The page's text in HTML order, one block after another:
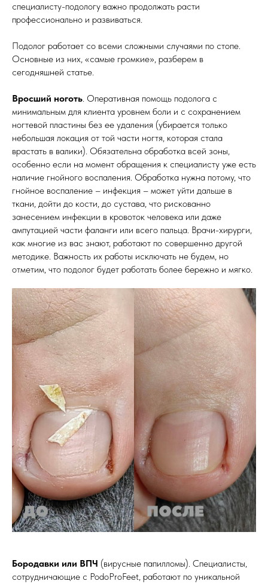
специалисту-подологу важно продолжать расти
профессионально и развиваться.
Подолог работает со всеми сложными случаями по стопе.
Основные из них, «самые громкие», разберем в
сегодняшней статье.
Вросший ноготь. Оперативная помощь подолога с
минимальным для клиента уровнем боли и с сохранением
ногтевой пластины без ее удаления (убирается только
небольшая локация от той части ногтя, которая стала
врастать в валики). Обязательна обработка всей зоны,
особенно если на момент обращения к специалисту уже есть
наличие гнойного воспаления. Обработка нужна потому, что
гнойное воспаление – инфекция – может уйти дальше в
ткани, дойти до кости, до сустава, что рискованно
занесением инфекции в кровоток человека или даже
ампутацией части фаланги или всего пальца. Врачи-хирурги,
как многие из вас знают, работают по совершенно другой
методике. Важность их работы исключать не будем, но
отметим, что подолог будет работать более бережно и мягко.
Бородавки или ВПЧ (вирусные папилломы). Специалисты,
сотрудничающие с PodoProFeet, работают по уникальной